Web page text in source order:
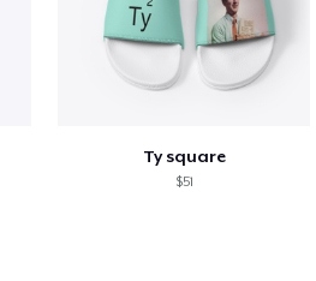
Ty square
$51